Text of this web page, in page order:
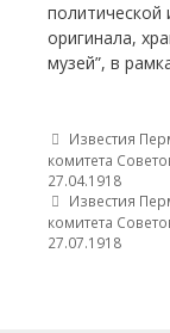
оригинала,
музей”, в
Post navigation
Известия
комитета
27.04.1918
Известия
комитета
27.07.1918